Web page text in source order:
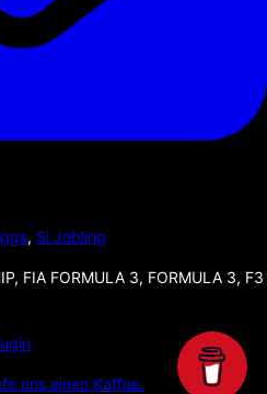
, Si Jobling
FIA FORMULA 3, FORMULA 3, F3
uns einen Kaffee.